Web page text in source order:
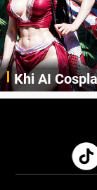
Khi AI